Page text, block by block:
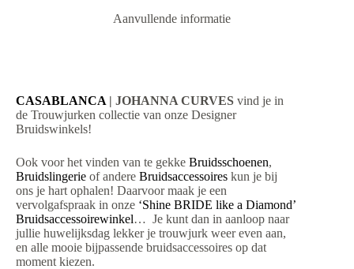
Aanvullende informatie
CASABLANCA | JOHANNA CURVES vind je in
de Trouwjurken collectie van onze Designer
Bruidswinkels!
Ook voor het vinden van te gekke Bruidsschoenen,
Bruidslingerie of andere Bruidsaccessoires kun je bij
ons je hart ophalen! Daarvoor maak je een
vervolgafspraak in onze ‘Shine BRIDE like a Diamond’
Bruidsaccessoirewinkel… Je kunt dan in aanloop naar
jullie huwelijksdag lekker je trouwjurk weer even aan,
en alle mooie bijpassende bruidsaccessoires op dat
moment kiezen.